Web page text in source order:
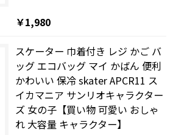
￥1,980
スケーター 巾着付き レジ かご バ
ッグ エコバッグ マイ かばん 便利
かわいい 保冷 skater APCR11 ス
イカマニア サンリオキャラクター
ズ 女の子【買い物 可愛い おしゃ
れ 大容量 キャラクター】